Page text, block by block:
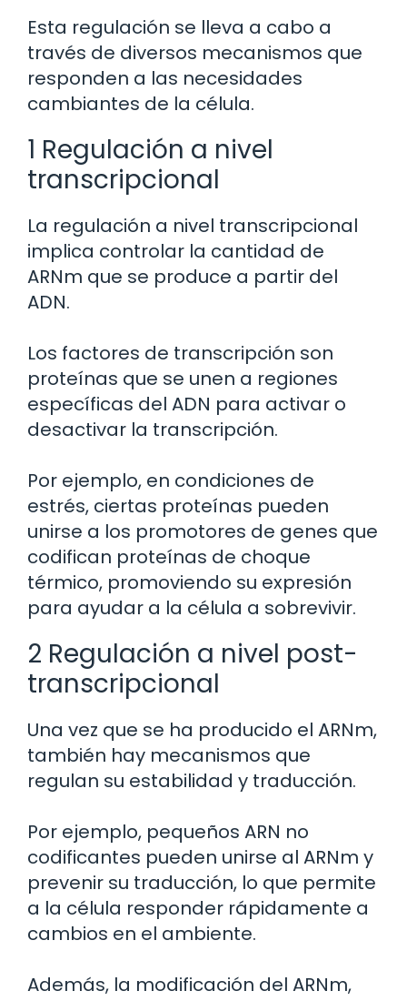
Esta regulación se lleva a cabo a
través de diversos mecanismos que
responden a las necesidades
cambiantes de la célula.
1 Regulación a nivel
transcripcional
La regulación a nivel transcripcional
implica controlar la cantidad de
ARNm que se produce a partir del
ADN.
Los factores de transcripción son
proteínas que se unen a regiones
específicas del ADN para activar o
desactivar la transcripción.
Por ejemplo, en condiciones de
estrés, ciertas proteínas pueden
unirse a los promotores de genes que
codifican proteínas de choque
térmico, promoviendo su expresión
para ayudar a la célula a sobrevivir.
2 Regulación a nivel post-
transcripcional
Una vez que se ha producido el ARNm,
también hay mecanismos que
regulan su estabilidad y traducción.
Por ejemplo, pequeños ARN no
codificantes pueden unirse al ARNm y
prevenir su traducción, lo que permite
a la célula responder rápidamente a
cambios en el ambiente.
Además, la modificación del ARNm,